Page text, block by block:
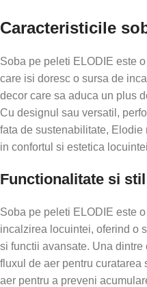
Caracteristicile
Soba pe peleti ELODIE este
care isi doresc o sursa de
decor care sa aduca un plus
Cu designul sau versatil,
fata de sustenabilitate,
in confortul si estetica
Functionalitate si stil
Soba pe peleti ELODIE este
incalzirea locuintei, oferind o
si functii avansate. Una
fluxul de aer pentru
aer pentru a preveni